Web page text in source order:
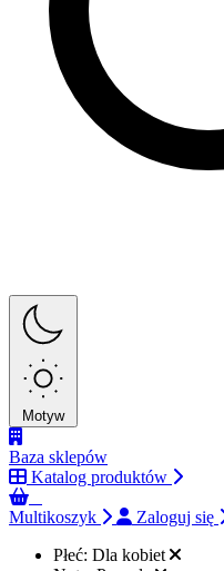
Motyw
Baza sklepów
Katalog produktów
Multikoszyk
Zaloguj się
Płeć: Dla kobiet